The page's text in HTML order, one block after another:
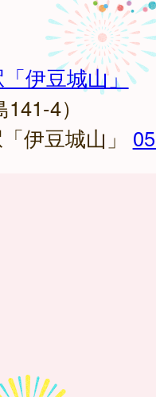
「伊豆城山」
4）
伊豆城山」